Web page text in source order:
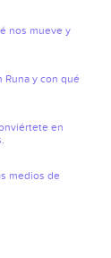
nos mueve y
Runa y con qué
en
medios de